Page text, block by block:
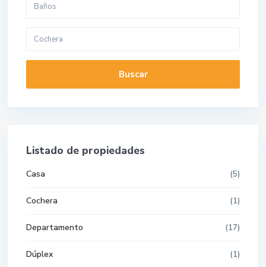
Buscar
Listado de propiedades
Casa (5)
Cochera (1)
Departamento (17)
Dúplex (1)